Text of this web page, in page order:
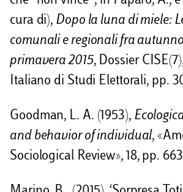
cura di), Dopo la luna di miele:
comunali e regionali fra
primavera 2015, Dossier
Italiano di Studi Elettorali, pp.
Goodman, L. A. (1953),
and behavior of individual,
Sociological Review», 18, pp.